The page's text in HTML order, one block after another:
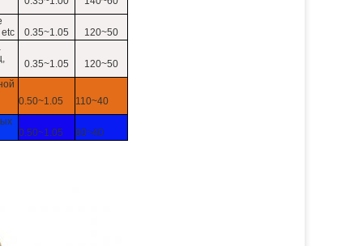
etc
0.35~1.05
120~50
0.35~1.05
120~50
0.50~1.05
110~40
0.50~1.05
80~40